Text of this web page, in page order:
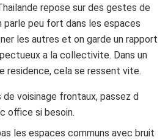
repose sur des gestes de
parle peu fort dans les espaces
les autres et on garde un rapport
a la collectivite. Dans un
residence, cela se ressent vite.
voisinage frontaux, passez d
office si besoin.
les espaces communs avec bruit